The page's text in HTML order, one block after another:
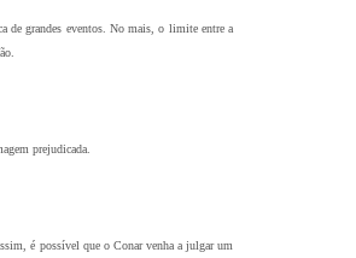
de grandes eventos. No mais, o limite entre a
prejudicada.
é possível que o Conar venha a julgar um